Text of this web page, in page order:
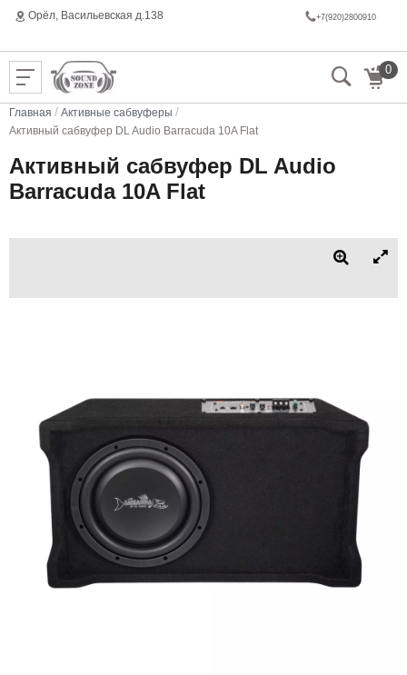
Орёл, Васильeвская д.138 +7(920)2800910
0
Главная / Активные сабвуферы /
Активный сабвуфер DL Audio Barracuda 10A Flat
Активный сабвуфер DL Audio
Barracuda 10A Flat